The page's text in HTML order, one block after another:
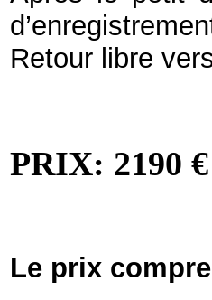
Retour libre
PRIX: 2190 €
Le prix